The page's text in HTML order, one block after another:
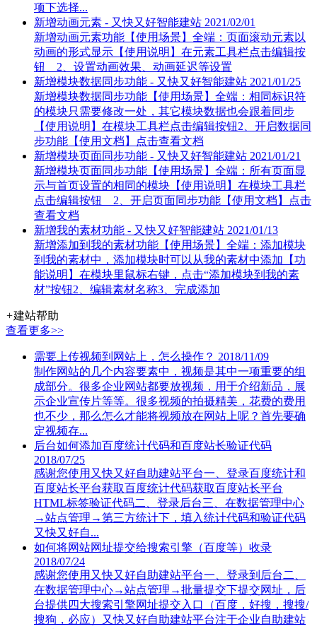
项下选择...
新增动画元素 - 又快又好智能建站 2021/02/01
新增动画元素功能【使用场景】全端：页面滚动元素以
动画的形式显示【使用说明】在元素工具栏点击编辑按
钮 2、设置动画效果、动画延迟等设置
新增模块数据同步功能 - 又快又好智能建站 2021/01/25
新增模块数据同步功能【使用场景】全端：相同标识符
的模块只需要修改一处，其它模块数据也会跟着同步
【使用说明】在模块工具栏点击编辑按钮2、开启数据同
步功能【使用文档】点击查看文档
新增模块页面同步功能 - 又快又好智能建站 2021/01/21
新增模块页面同步功能【使用场景】全端：所有页面显
示与首页设置的相同的模块【使用说明】在模块工具栏
点击编辑按钮 2、开启页面同步功能【使用文档】点击
查看文档
新增我的素材功能 - 又快又好智能建站 2021/01/13
新增添加到我的素材功能【使用场景】全端：添加模块
到我的素材中，添加模块时可以从我的素材中添加【功
能说明】在模块里鼠标右键，点击“添加模块到我的素
材”按钮2、编辑素材名称3、完成添加
+建站帮助
查看更多>>
需要上传视频到网站上，怎么操作？ 2018/11/09
制作网站的几个内容要素中，视频是其中一项重要的组
成部分。很多企业网站都要放视频，用于介绍新品，展
示企业宣传片等等。很多视频的拍摄精美，花费的费用
也不少，那么怎么才能将视频放在网站上呢？首先要确
定视频存...
后台如何添加百度统计代码和百度站长验证代码
2018/07/25
感谢您使用又快又好自助建站平台一、登录百度统计和
百度站长平台获取百度统计代码获取百度站长平台
HTML标签验证代码二、登录后台三、在数据管理中心
→站点管理→第三方统计下，填入统计代码和验证代码
又快又好自...
如何将网站网址提交给搜索引擎（百度等）收录
2018/07/24
感谢您使用又快又好自助建站平台一、登录到后台二、
在数据管理中心→站点管理→批量提交下提交网址，后
台提供四大搜索引擎网址提交入口（百度，好搜，搜搜/
搜狗，必应）又快又好自助建站平台注于企业自助建站